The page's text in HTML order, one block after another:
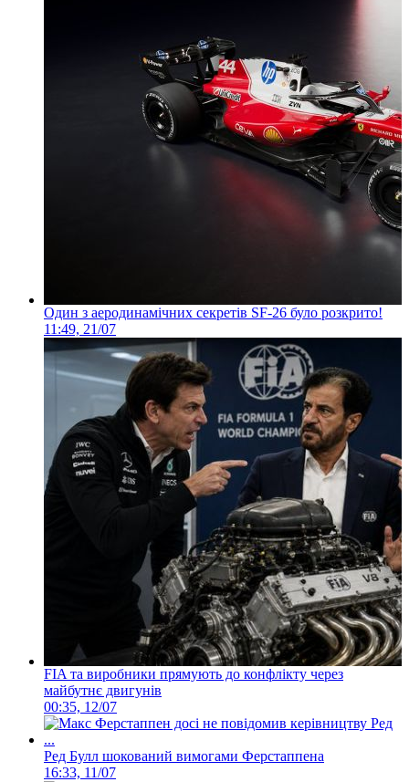
Один з аеродинамічних секретів SF-26 було розкрито!
11:49, 21/07
FIA та виробники прямують до конфлікту через
майбутнє двигунів
00:35, 12/07
Ред Булл шокований вимогами Ферстаппена
16:33, 11/07